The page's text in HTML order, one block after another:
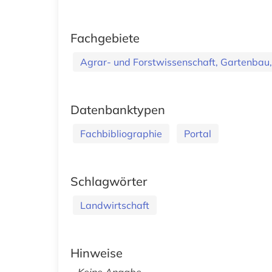
Fachgebiete
Agrar- und Forstwissenschaft,
Datenbanktypen
Fachbibliographie Portal
Schlagwörter
Landwirtschaft
Hinweise